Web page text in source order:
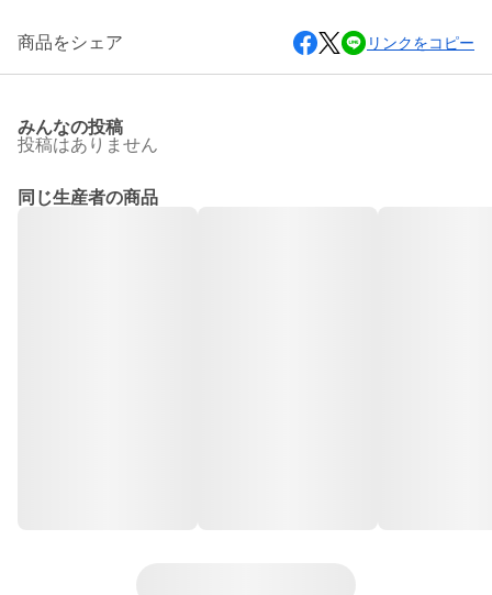
商品をシェア リンクをコピー
みんなの投稿
投稿はありません
同じ生産者の商品